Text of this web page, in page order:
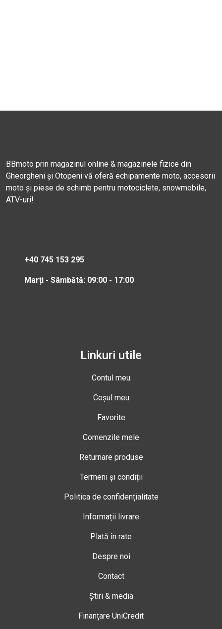
BBmoto prin magazinul online & magazinele fizice din
Gheorgheni și Otopeni vă oferă echipamente moto, accesorii
moto și piese de schimb pentru motociclete, snowmobile,
ATV-uri!
+40 745 153 295
Marți - Sâmbătă: 09:00 - 17:00
Linkuri utile
Contul meu
Coșul meu
Favorite
Comenzile mele
Returnare produse
Termeni și condiții
Politica de confidențialitate
Informații livrare
Plată în rate
Despre noi
Contact
Știri & media
Finanțare UniCredit